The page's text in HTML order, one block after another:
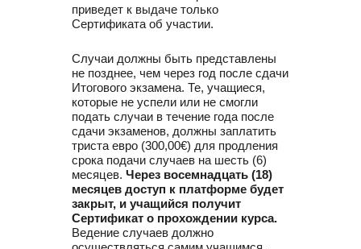
приведет к выдаче только
Сертификата об участии.
Случаи должны быть представлены
не позднее, чем через год после сдачи
Итогового экзамена. Те, учащиеся,
которые не успели или не смогли
подать случаи в течение года после
сдачи экзаменов, должны заплатить
триста евро (300,00€) для продления
срока подачи случаев на шесть (6)
месяцев. Через восемнадцать (18)
месяцев доступ к платформе будет
закрыт, и учащийся получит
Сертификат о прохождении курса.
Ведение случаев должно